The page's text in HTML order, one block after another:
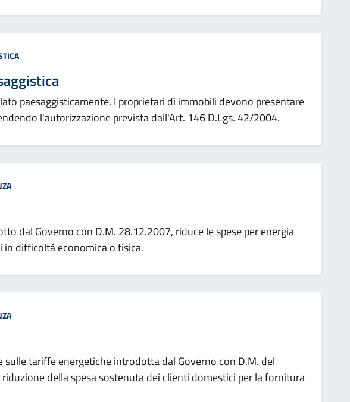
paesaggisticamente. I proprietari di immobili devono presentare
l'autorizzazione prevista dall'Art. 146 D.Lgs. 42/2004.
dal Governo con D.M. 28.12.2007, riduce le spese per energia
difficoltà economica o fisica.
tariffe energetiche introdotta dal Governo con D.M. del
della spesa sostenuta dei clienti domestici per la fornitura